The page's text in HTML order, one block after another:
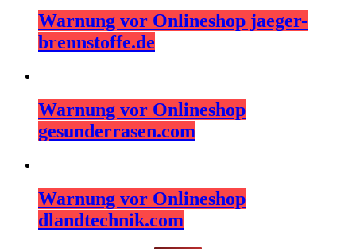
Warnung vor Onlineshop jaeger-
brennstoffe.de
Warnung vor Onlineshop
gesunderrasen.com
Warnung vor Onlineshop
dlandtechnik.com